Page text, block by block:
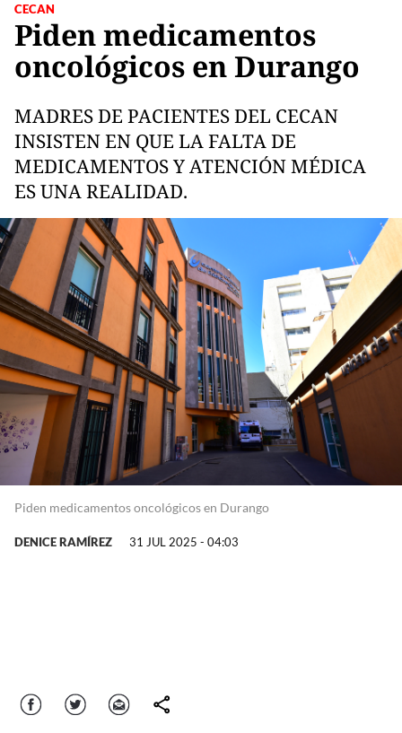
CECAN
Piden medicamentos
oncológicos en Durango
MADRES DE PACIENTES DEL CECAN
INSISTEN EN QUE LA FALTA DE
MEDICAMENTOS Y ATENCIÓN MÉDICA
ES UNA REALIDAD.
Piden medicamentos oncológicos en Durango
DENICE RAMÍREZ 31 JUL 2025 - 04:03
Facebook Twitter Correo comparte